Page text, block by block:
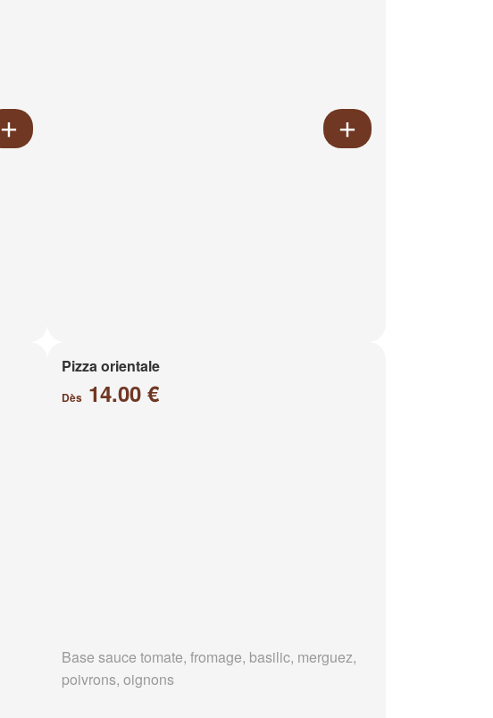
Pizza orientale
Dès 14.00 €
Base sauce tomate, fromage, basilic, merguez,
poivrons, oignons